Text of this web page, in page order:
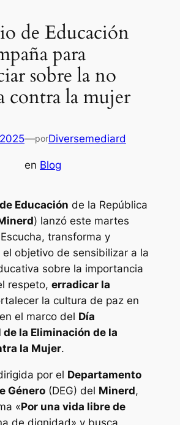
de Educación
para
sobre la no
contra la mujer
—porDiversemediard
en Blog
Educación de la República
) lanzó este martes
transforma y
el objetivo de sensibilizar a la
sobre la importancia
respeto, erradicar la
la cultura de paz en
el marco del Día
la Eliminación de la
la Mujer.
por el Departamento
Género(DEG) del Minerd,
«Por una vida libre de